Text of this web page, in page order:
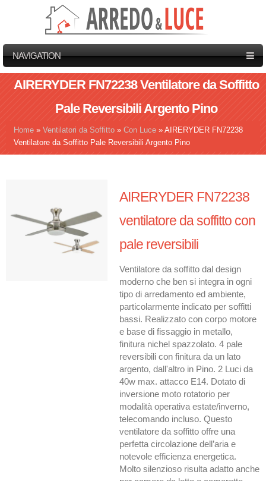
NAVIGATION
AIRERYDER FN72238 Ventilatore da Soffitto
Pale Reversibili Argento Pino
Tu sei qui
Home » Ventilatori da Soffitto » Con Luce » AIRERYDER FN72238
Ventilatore da Soffitto Pale Reversibili Argento Pino
AIRERYDER FN72238
ventilatore da soffitto con
pale reversibili
Ventilatore da soffitto dal design
moderno che ben si integra in ogni
tipo di arredamento ed ambiente,
particolarmente indicato per soffitti
bassi. Realizzato con corpo motore
e base di fissaggio in metallo,
finitura nichel spazzolato. 4 pale
reversibili con finitura da un lato
argento, dall'altro in Pino. 2 Luci da
40w max. attacco E14. Dotato di
inversione moto rotatorio per
modalità operativa estate/inverno,
telecomando incluso. Questo
ventilatore da soffitto offre una
perfetta circolazione dell’aria e
notevole efficienza energetica.
Molto silenzioso risulta adatto anche